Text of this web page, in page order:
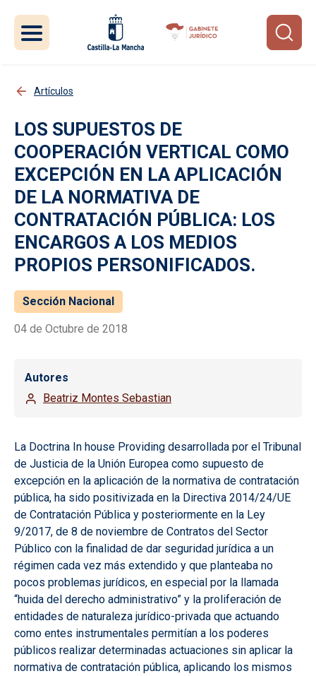
Artículos
LOS SUPUESTOS DE
COOPERACIÓN VERTICAL COMO
EXCEPCIÓN EN LA APLICACIÓN
DE LA NORMATIVA DE
CONTRATACIÓN PÚBLICA: LOS
ENCARGOS A LOS MEDIOS
PROPIOS PERSONIFICADOS.
Sección Nacional
04 de Octubre de 2018
Autores
Beatriz Montes Sebastian
La Doctrina In house Providing desarrollada por el Tribunal
de Justicia de la Unión Europea como supuesto de
excepción en la aplicación de la normativa de contratación
pública, ha sido positivizada en la Directiva 2014/24/UE
de Contratación Pública y posteriormente en la Ley
9/2017, de 8 de noviembre de Contratos del Sector
Público con la finalidad de dar seguridad jurídica a un
régimen cada vez más extendido y que planteaba no
pocos problemas jurídicos, en especial por la llamada
“huida del derecho administrativo” y la proliferación de
entidades de naturaleza jurídico-privada que actuando
como entes instrumentales permitían a los poderes
públicos realizar determinadas actuaciones sin aplicar la
normativa de contratación pública, aplicando los mismos